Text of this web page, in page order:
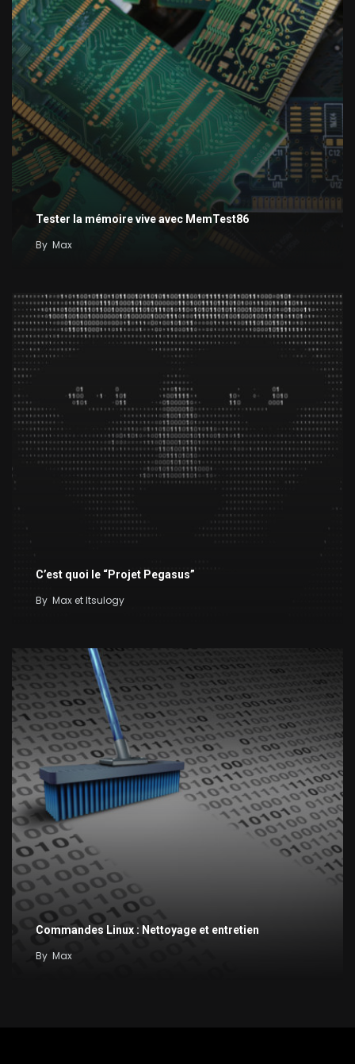
Tester la mémoire vive avec MemTest86
By Max
C’est quoi le “Projet Pegasus”
By Max et Itsulogy
Commandes Linux : Nettoyage et entretien
By Max